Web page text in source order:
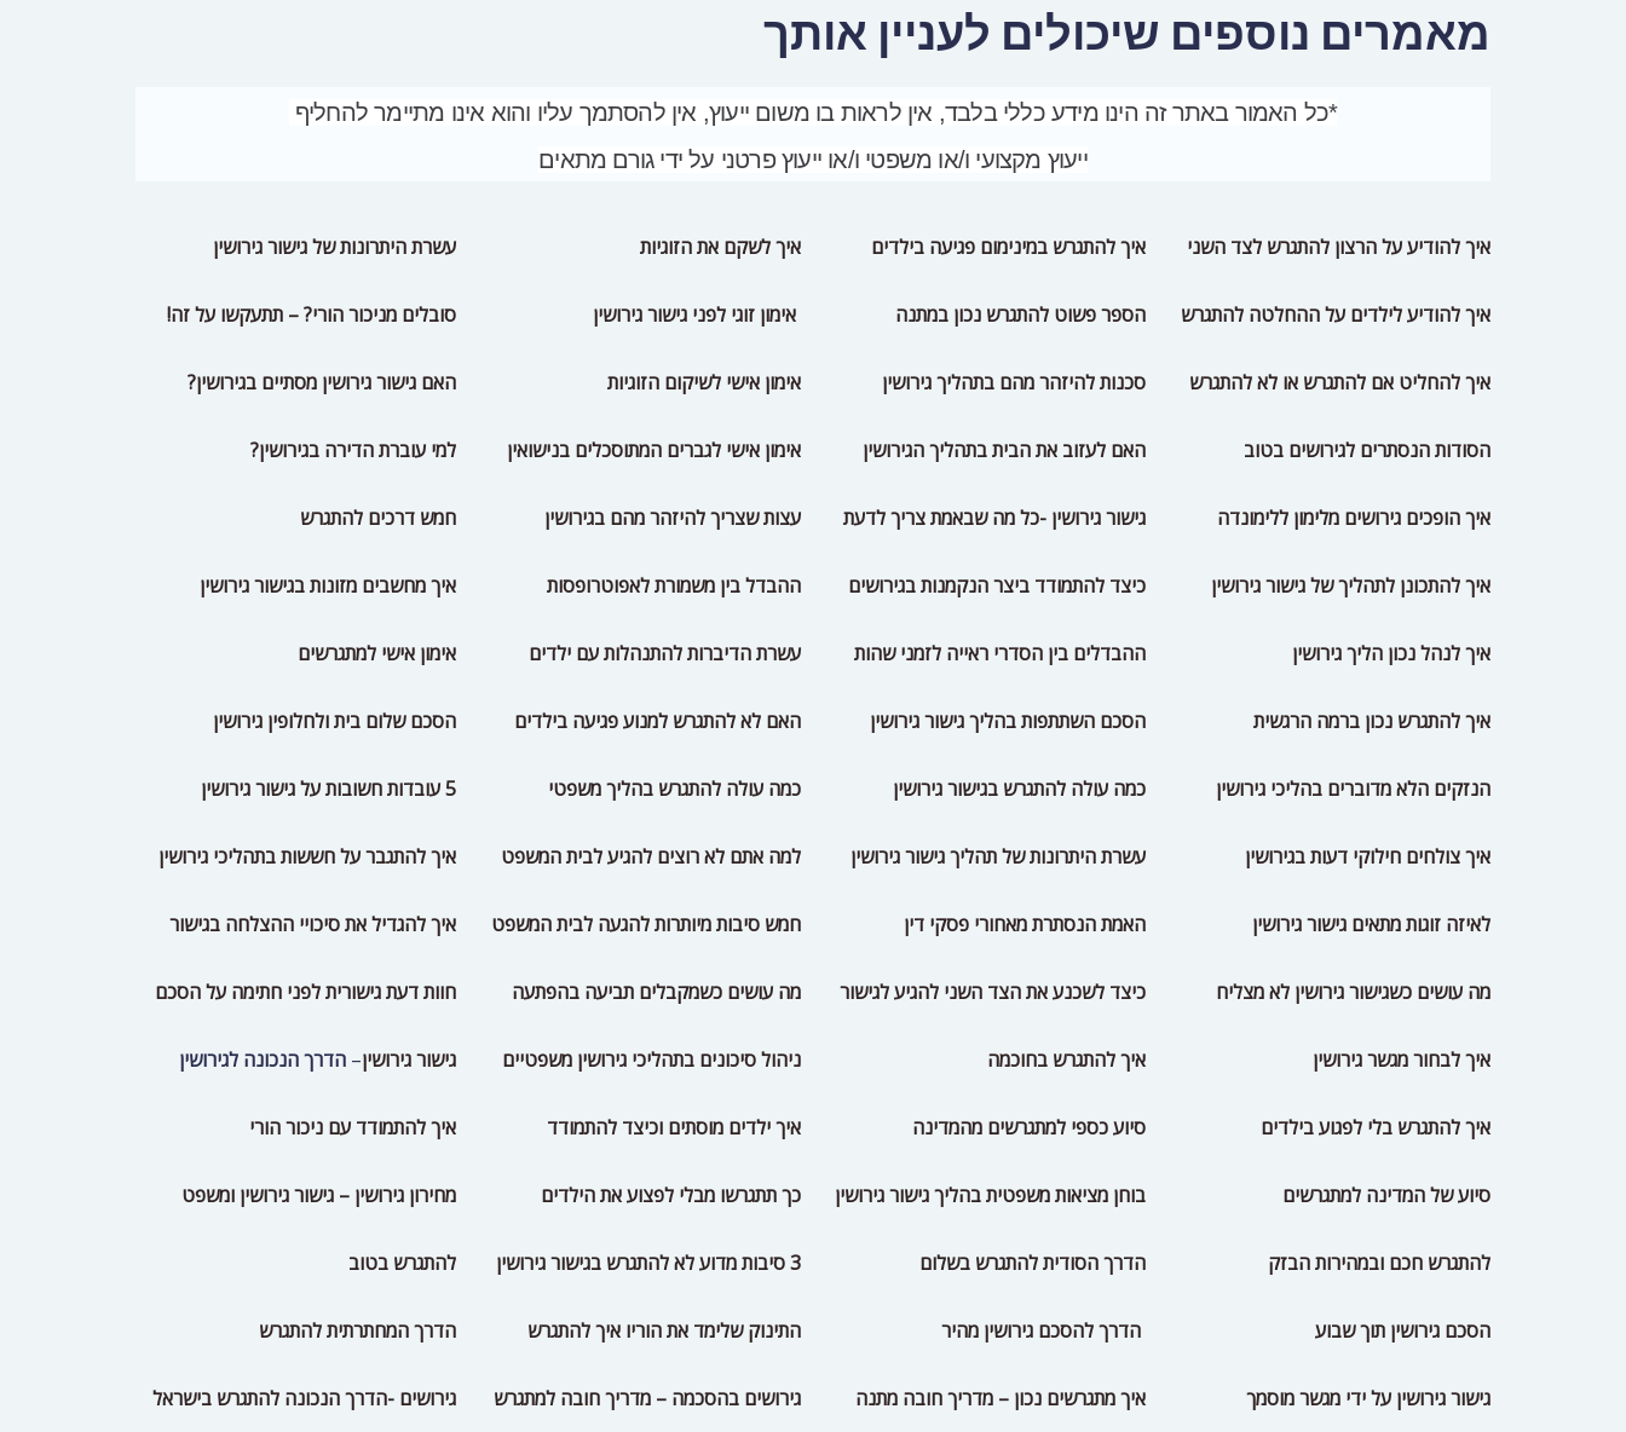
מאמרים נוספים שיכולים לעניין אותך
*כל האמור באתר זה הינו מידע כללי בלבד, אין לראות בו משום ייעוץ, אין להסתמך עליו והוא אינו מתיימר להחליף
ייעוץ מקצועי ו/או משפטי ו/או ייעוץ פרטני על ידי גורם מתאים
איך להודיע על הרצון להתגרש לצד השני
איך להודיע לילדים על ההחלטה להתגרש
איך להחליט אם להתגרש או לא להתגרש
הסודות הנסתרים לגירושים בטוב
איך הופכים גירושים מלימון ללימונדה
איך להתכונן לתהליך של גישור גירושין
איך לנהל נכון הליך גירושין
איך להתגרש נכון ברמה הרגשית
הנזקים הלא מדוברים בהליכי גירושין
איך צולחים חילוקי דעות בגירושין
לאיזה זוגות מתאים גישור גירושין
מה עושים כשגישור גירושין לא מצליח
איך לבחור מגשר גירושין
איך להתגרש בלי לפגוע בילדים
סיוע של המדינה למתגרשים
להתגרש חכם ובמהירות הבזק
הסכם גירושין תוך שבוע
גישור גירושין על ידי מגשר מוסמך
איך להתגרש במינימום פגיעה בילדים
הספר פשוט להתגרש נכון במתנה
סכנות להיזהר מהם בתהליך גירושין
האם לעזוב את הבית בתהליך הגירושין
גישור גירושין -כל מה שבאמת צריך לדעת
כיצד להתמודד ביצר הנקמנות בגירושים
ההבדלים בין הסדרי ראייה לזמני שהות
הסכם השתתפות בהליך גישור גירושין
כמה עולה להתגרש בגישור גירושין
עשרת היתרונות של תהליך גישור גירושין
האמת הנסתרת מאחורי פסקי דין
כיצד לשכנע את הצד השני להגיע לגישור
איך להתגרש בחוכמה
סיוע כספי למתגרשים מהמדינה
בוחן מציאות משפטית בהליך גישור גירושין
הדרך הסודית להתגרש בשלום
הדרך להסכם גירושין מהיר
איך מתגרשים נכון – מדריך חובה מתנה
איך לשקם את הזוגיות
אימון זוגי לפני גישור גירושין
אימון אישי לשיקום הזוגיות
אימון אישי לגברים המתוסכלים בנישואין
עצות שצריך להיזהר מהם בגירושין
ההבדל בין משמורת לאפוטרופסות
עשרת הדיברות להתנהלות עם ילדים
האם לא להתגרש למנוע פגיעה בילדים
כמה עולה להתגרש בהליך משפטי
למה אתם לא רוצים להגיע לבית המשפט
חמש סיבות מיותרות להגעה לבית המשפט
מה עושים כשמקבלים תביעה בהפתעה
ניהול סיכונים בתהליכי גירושין משפטיים
איך ילדים מוסתים וכיצד להתמודד
כך תתגרשו מבלי לפצוע את הילדים
3 סיבות מדוע לא להתגרש בגישור גירושין
התינוק שלימד את הוריו איך להתגרש
גירושים בהסכמה – מדריך חובה למתגרש
עשרת היתרונות של גישור גירושין
סובלים מניכור הורי? – תתעקשו על זה!
האם גישור גירושין מסתיים בגירושין?
למי עוברת הדירה בגירושין?
חמש דרכים להתגרש
איך מחשבים מזונות בגישור גירושין
אימון אישי למתגרשים
הסכם שלום בית ולחלופין גירושין
5 עובדות חשובות על גישור גירושין
איך להתגבר על חששות בתהליכי גירושין
איך להגדיל את סיכויי ההצלחה בגישור
חוות דעת גישורית לפני חתימה על הסכם
גישור גירושין– הדרך הנכונה לגירושין
איך להתמודד עם ניכור הורי
מחירון גירושין – גישור גירושין ומשפט
להתגרש בטוב
הדרך המחתרתית להתגרש
גירושים -הדרך הנכונה להתגרש בישראל